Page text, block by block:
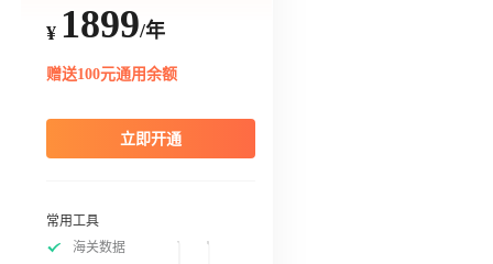
¥ 1899/年
赠送100元通用余额
立即开通
常用工具
海关数据